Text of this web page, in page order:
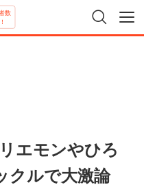
数
エモンやひろ
クルで大激論